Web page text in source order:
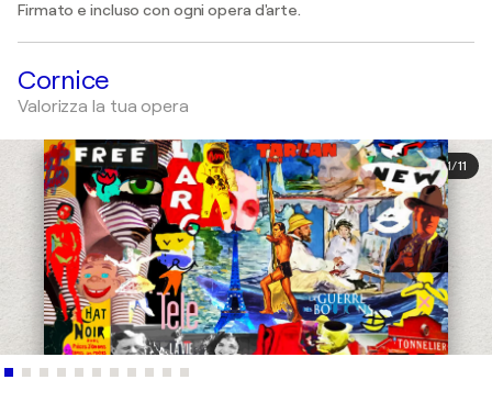
Firmato e incluso con ogni opera d'arte.
Cornice
Valorizza la tua opera
1/11